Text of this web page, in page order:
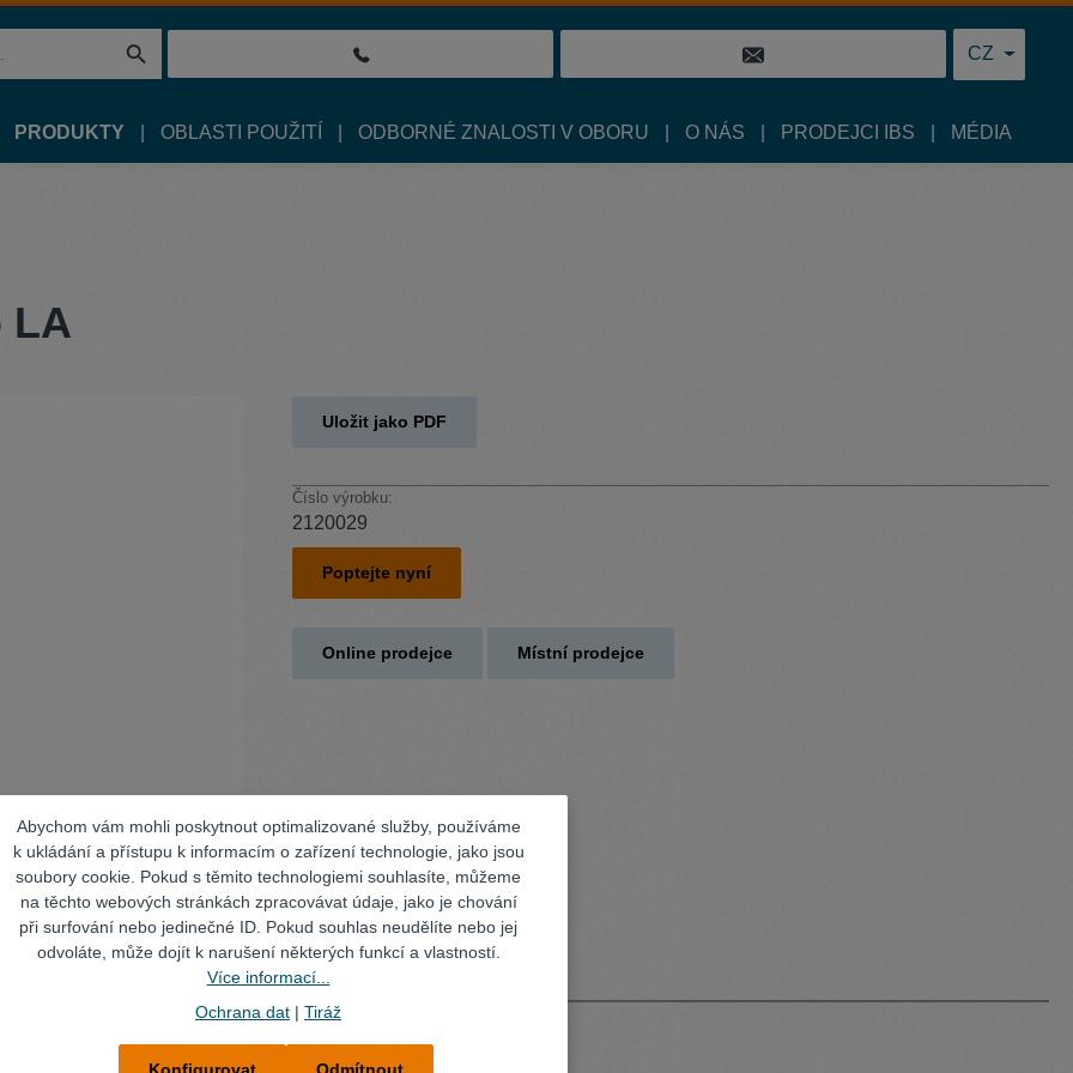
CZ
PRODUKTY OBLASTI POUŽITÍ ODBORNÉ ZNALOSTI V OBORU O NÁS PRODEJCI IBS MÉDIA
LA
Uložit jako PDF
Číslo výrobku:
2120029
Poptejte nyní
Online prodejce Místní prodejce
Technické údaje
hořlavých kapalin s bodem vzplanutí < 55°C.
Abychom vám mohli poskytnout optimalizované služby, používáme
k ukládání a přístupu k informacím o zařízení technologie, jako jsou
soubory cookie. Pokud s těmito technologiemi souhlasíte, můžeme
na těchto webových stránkách zpracovávat údaje, jako je chování
při surfování nebo jedinečné ID. Pokud souhlas neudělíte nebo jej
odvoláte, může dojít k narušení některých funkcí a vlastností.
Více informací...
Ochrana dat | Tiráž
Odmítnout
Konfigurovat